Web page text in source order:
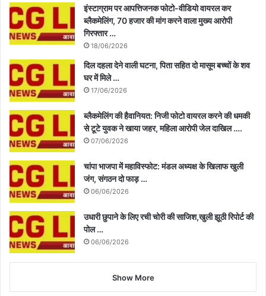
इंस्टाग्राम पर आपत्तिजनक फोटो-वीडियो वायरल कर
ब्लैकमेलिंग, 70 हजार की मांग करने वाला मुख्य आरोपी
गिरफ्तार …
18/06/2026
दिल दहला देने वाली घटना, पिता सहित दो मासूम बच्चों के शव
घर में मिले …
17/06/2026
ब्लैकमेलिंग की हैवानियत: निजी फोटो वायरल करने की धमकी
से टूटे युवक ने खाया जहर, महिला आरोपी जेल दाखिल ….
07/06/2026
चांपा भाजपा में महाविस्फोट: मंडल अध्यक्ष के खिलाफ खुली
जंग, संगठन दो फाड़ …
06/06/2026
उधारी छुपाने के लिए रची चोरी की साजिश,खुली झूठी रिपोर्ट की
पोल …
06/06/2026
Show More